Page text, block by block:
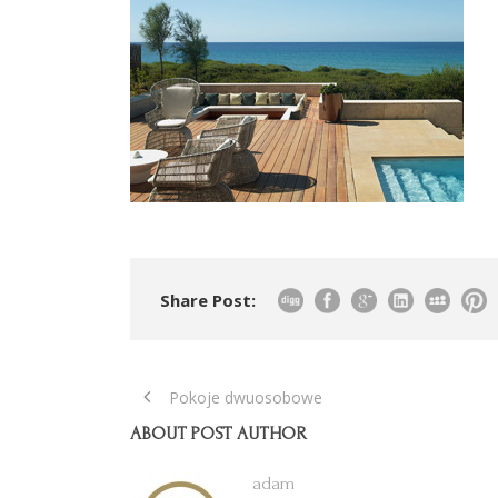
Share Post:
Pokoje dwuosobowe
ABOUT POST AUTHOR
adam